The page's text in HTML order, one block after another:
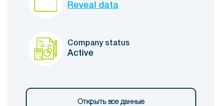
Reveal data
Company status
Active
Открыть все данные